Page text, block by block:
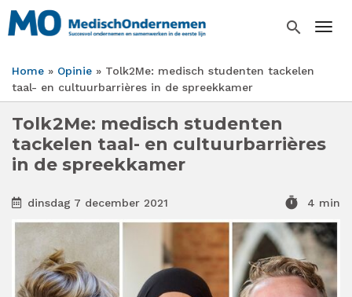
Overslaan
en
inhoud
gaan
search
Kruimelpad
Home Opinie
Tolk2Me: medisch studenten tackelen
taal- en cultuurbarrières in de spreekkamer
Tolk2Me: medisch studenten
tackelen taal- en cultuurbarrières
in de spreekkamer
dinsdag 7 december 2021 timer 4 min